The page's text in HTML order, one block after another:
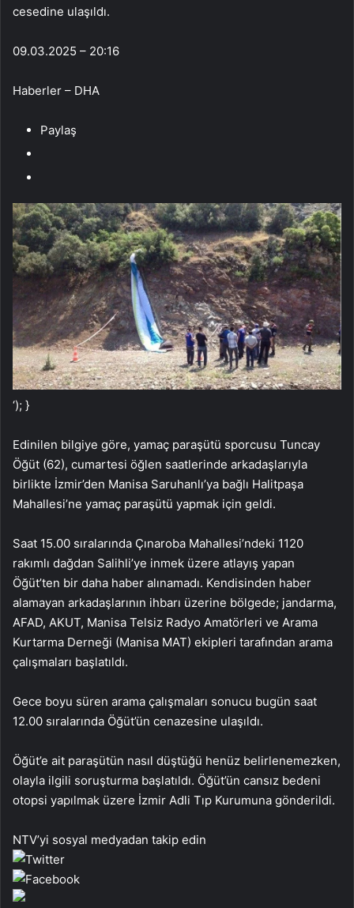
cesedine ulaşıldı.
09.03.2025 – 20:16
Haberler – DHA
Paylaş
‘); }
Edinilen bilgiye göre, yamaç paraşütü sporcusu Tuncay
Öğüt (62), cumartesi öğlen saatlerinde arkadaşlarıyla
birlikte İzmir’den Manisa Saruhanlı’ya bağlı Halitpaşa
Mahallesi’ne yamaç paraşütü yapmak için geldi.
Saat 15.00 sıralarında Çınaroba Mahallesi’ndeki 1120
rakımlı dağdan Salihli’ye inmek üzere atlayış yapan
Öğüt’ten bir daha haber alınamadı. Kendisinden haber
alamayan arkadaşlarının ihbarı üzerine bölgede; jandarma,
AFAD, AKUT, Manisa Telsiz Radyo Amatörleri ve Arama
Kurtarma Derneği (Manisa MAT) ekipleri tarafından arama
çalışmaları başlatıldı.
Gece boyu süren arama çalışmaları sonucu bugün saat
12.00 sıralarında Öğüt’ün cenazesine ulaşıldı.
Öğüt’e ait paraşütün nasıl düştüğü henüz belirlenemezken,
olayla ilgili soruşturma başlatıldı. Öğüt’ün cansız bedeni
otopsi yapılmak üzere İzmir Adli Tıp Kurumuna gönderildi.
NTV’yi sosyal medyadan takip edin